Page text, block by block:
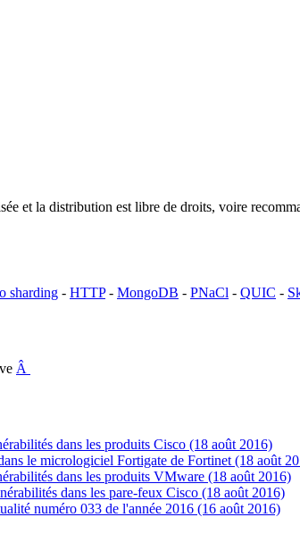
et la distribution est libre de droits, voire
sharding - HTTP- MongoDB - PNaCl - QUIC -
Â
dans les produits Cisco (18 août 2016)
le micrologiciel Fortigate de Fortinet (18 août
dans les produits VMware (18 août 2016)
dans les pare-feux Cisco (18 août 2016)
numéro 033 de l'année 2016 (16 août 2016)